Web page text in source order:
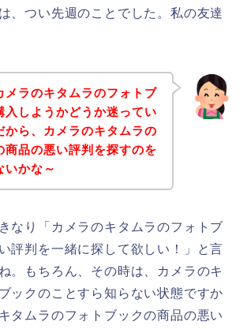
、つい先週のことでした。私の友達
メラのキタムラのフォトブ
入しようかどうか迷ってい
から、カメラのキタムラの
商品の悪い評判を探すのを
いかな～
なり「カメラのキタムラのフォトブ
評判を一緒に探して欲しい！」と言
。もちろん、その時は、カメラのキ
ックのことすら知らない状態ですか
タムラのフォトブックの商品の悪い